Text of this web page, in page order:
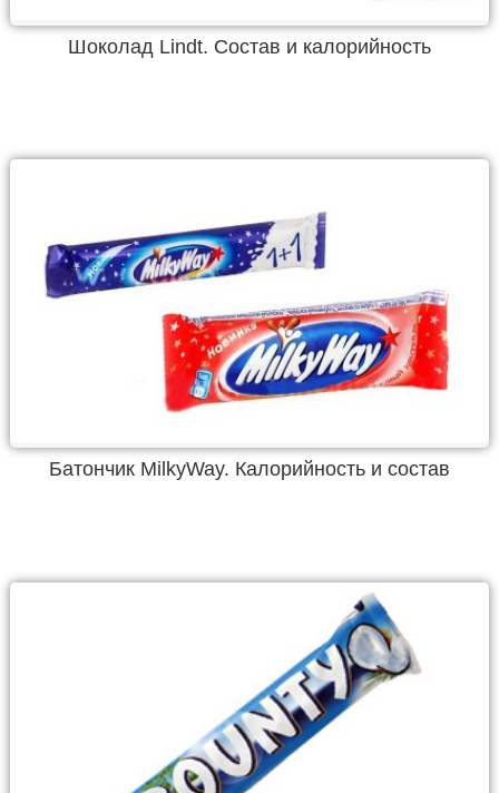
Шоколад Lindt. Состав и калорийность
Батончик MilkyWay. Калорийность и состав